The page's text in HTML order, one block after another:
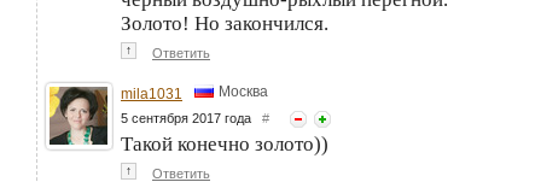
Золото! Но закончился.
↑ Ответить
mila1031 Москва
5 сентября 2017 года #
Такой конечно золото))
↑ Ответить